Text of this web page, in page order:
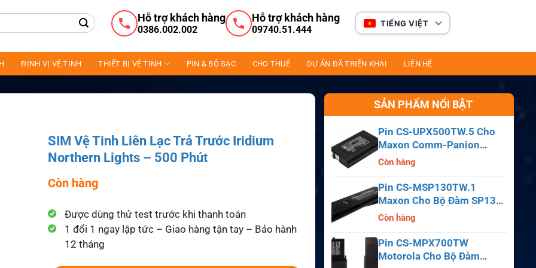
Hỗ trợ khách hàng
0386.002.002
Hỗ trợ khách hàng
09740.51.444
TIẾNG VIỆT
ĐỊNH VỊ VỆ TINH THIẾT BỊ VỆ TINH PIN & BỘ SẠC CHO THUÊ DỰ ÁN ĐÃ TRIỂN KHAI LIÊN HỆ
SIM Vệ Tinh Liên Lạc Trả Trước Iridium
Northern Lights – 500 Phút
Còn hàng
Được dùng thử test trước khi thanh toán
1 đổi 1 ngay lập tức – Giao hàng tận tay – Bảo hành
12 tháng
SẢN PHẨM NỔI BẬT
Pin CS-UPX500TW.5 Cho
Maxon Comm-Panion
CP0150, CP0511, CP0515
Còn hàng
Pin CS-MSP130TW.1
Maxon Cho Bộ Đàm SP130,
SP140, SP150, SL55
Còn hàng
Pin CS-MPX700TW
Motorola Cho Bộ Đàm